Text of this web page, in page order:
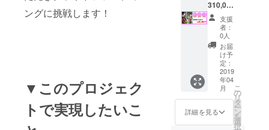
ングに挑戦します！
▼このプロジェク
トで実現したいこ
小物レ
ンタル
付き ・
インス
タ前撮
り撮影
・公式
インス
タグラ
ムでの
パトロ
ン掲載
＊成人
310,000
円分チ
ケット
【成人
式当日
＋イン
スタ前
撮り】
・振袖
レンタ
ル
310,000
円分チ
支援
者：
0人
お届
け予
定：
2019
年04
月
詳細を見る
こ
の
リ
タ
ー
ン
を
選
択